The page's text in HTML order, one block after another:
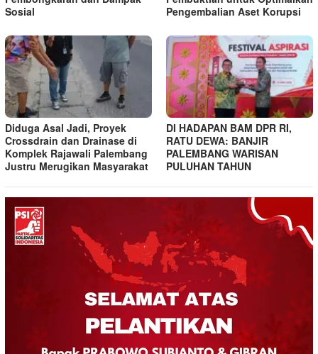
Sosial
Pengembalian Aset Korupsi
Diduga Asal Jadi, Proyek
Crossdrain dan Drainase di
Komplek Rajawali Palembang
Justru Merugikan Masyarakat
DI HADAPAN BAM DPR RI,
RATU DEWA: BANJIR
PALEMBANG WARISAN
PULUHAN TAHUN